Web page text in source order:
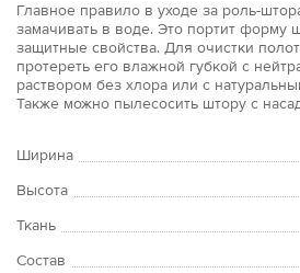
Главное правило в уходе за роль-
замачивать в воде. Это портит форму
защитные свойства. Для очистки
протереть его влажной губкой с
раствором без хлора или с
Также можно пылесосить штору с
Ширина
Высота
Ткань
Состав